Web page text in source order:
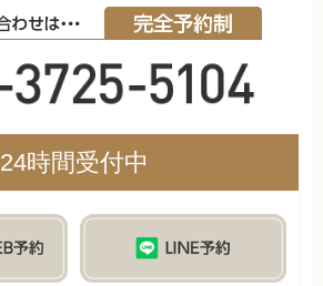
24時間受付中